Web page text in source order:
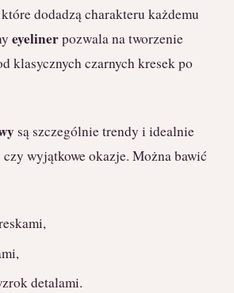
dodadzą charakteru każdemu
eyelinerpozwala na tworzenie
klasycznych czarnych kresek po
są szczególnie trendy i idealnie
wyjątkowe okazje. Można bawić
detalami.